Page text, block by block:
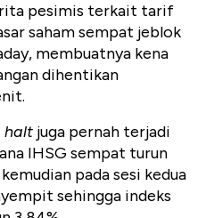
pesimis terkait tarif
saham sempat jeblok
membuatnya kena
dihentikan
halt juga pernah terjadi
IHSG sempat turun
pada sesi kedua
sehingga indeks